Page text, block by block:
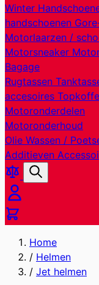
Winter
handschoenen
Motorlaarzen /
Motorsneaker
Bagage
Rugtassen
accesoires
Motoronderdelen
Motoronderhoud
Olie Wassen /
Additieven
Producten
vergelijken
Zoek
Cart
Home
/ Helmen
/ Jet helmen